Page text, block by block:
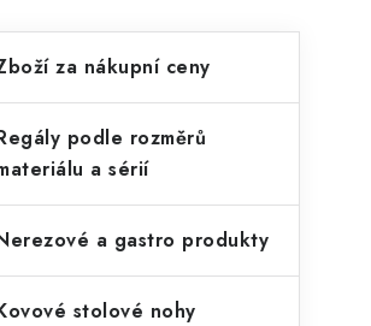
za nákupní ceny
podle rozměrů
a sérií
a gastro produkty
stolové nohy